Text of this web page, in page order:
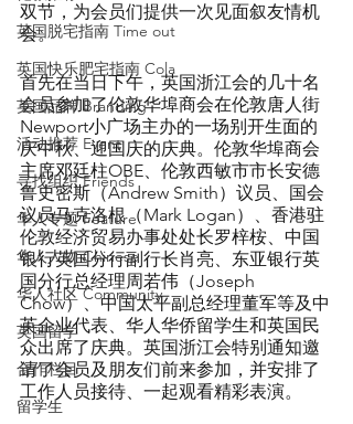
英国脱宅指南 Time out
英国快乐肥宅指南 Cola
英国品牌 Branding
活动推荐 Event
寻找组织 Friends
华人专题 Feature
华人人物 Chinese
华人社区 Community
英国留学
合作栏目
留学生
双节，为会员们提供一次见面叙友情机
会。
首先在当日下午，英国浙江会的几十名
会员参加了伦敦华埠商会在伦敦唐人街
Newport小广场主办的一场别开生面的
庆中秋、迎国庆的庆典。伦敦华埠商会
主席邓廷柱OBE、伦敦西敏市市长安德
鲁史密斯（Andrew Smith）议员、国会
议员马克洛根（Mark Logan）、香港驻
伦敦经济贸易办事处处长罗梓桉、中国
银行英国分行副行长肖亮、东亚银行英
国分行总经理周若伟（Joseph
Chow）、中国太平副总经理董军等及中
英企业代表、华人华侨留学生和英国民
众出席了庆典。英国浙江会特别通知邀
请了会员及朋友们前来参加，并安排了
工作人员接待、一起观看精彩表演。